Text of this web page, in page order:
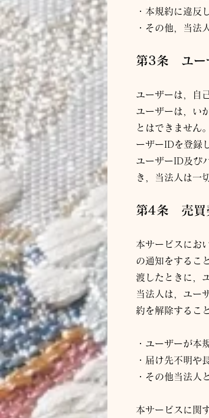
・本規約に違反
・その他，当法人
第3条 ユー
ユーザーは，自
ユーザーは，い
とはできません
ーザーIDを登録
ユーザーID及び
き，当法人 は一
第4条 売買
本サービスにお
の通知をするこ
渡したときに，
当法人 は，ユー
約を解除するこ
・ユーザーが本
・届け先不明や
・その他当法人
本サービスに関